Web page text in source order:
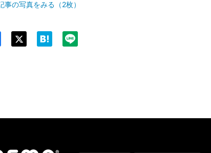
事の写真をみる（2枚）